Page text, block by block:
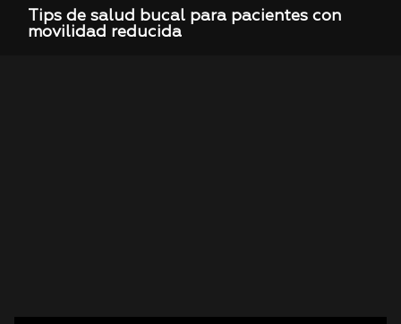
Tips de salud bucal para pacientes con
movilidad reducida